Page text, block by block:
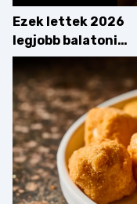
Ezek lettek 2026
legjobb balatoni
strandételei –
végigkóstoltuk a
győzteseket